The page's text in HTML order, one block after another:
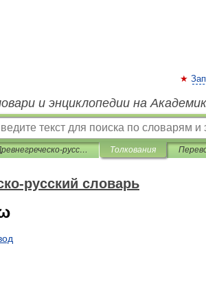
и энциклопедии на
Древнегреческо-русский словарь Толкования
русский словарь